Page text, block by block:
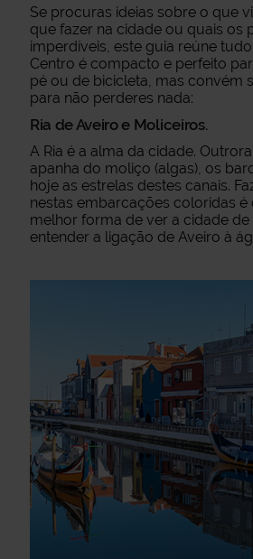
Se procuras ideias sobre o que
que fazer na cidade ou quais os
imperdíveis, este guia reúne
Centro é compacto e perfeito
pé ou de bicicleta, mas convém
para não perderes nada:
Ria de Aveiro e Moliceiros.
A Ria é a alma da cidade.
apanha do moliço (algas), os
hoje as estrelas destes canais.
nestas embarcações coloridas é
melhor forma de ver a cidade
entender a ligação de Aveiro à